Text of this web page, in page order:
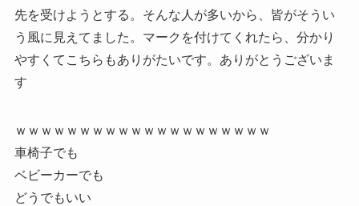
先を受けようとする。そんな人が多いから、皆がそうい
う風に見えてました。マークを付けてくれたら、分かり
やすくてこちらもありがたいです。ありがとうございま
す
ｗｗｗｗｗｗｗｗｗｗｗｗｗｗｗｗｗｗｗｗ
車椅子でも
ベビーカーでも
どうでもいい